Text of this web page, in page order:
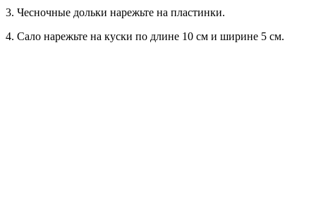
3. Чесночные дольки нарежьте на пластинки.
4. Сало нарежьте на куски по длине 10 см и ширине 5 см.